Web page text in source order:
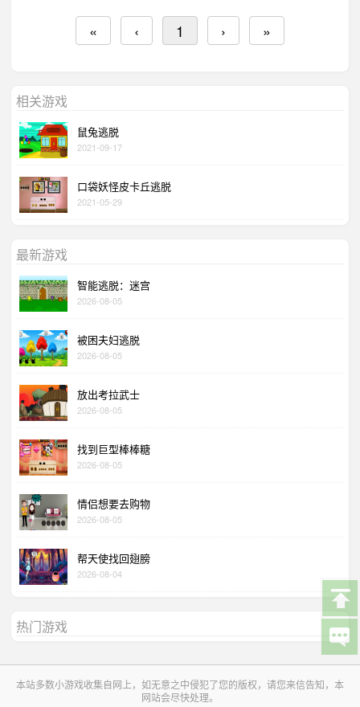
« ‹ 1 › »
相关游戏
鼠兔逃脱
2021-09-17
口袋妖怪皮卡丘逃脱
2021-05-29
最新游戏
智能逃脱：迷宫
2026-08-05
被困夫妇逃脱
2026-08-05
放出考拉武士
2026-08-05
找到巨型棒棒糖
2026-08-05
情侣想要去购物
2026-08-05
帮天使找回翅膀
2026-08-04
热门游戏
本站多数小游戏收集自网上，如无意之中侵犯了您的版权，请您来信告知，本
网站会尽快处理。